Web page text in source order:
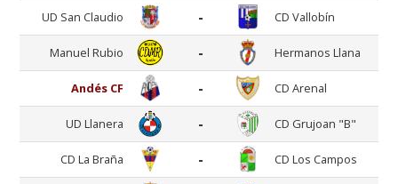
UD San Claudio - CD Vallobín
Manuel Rubio - Hermanos Llana
Andés CF - CD Arenal
UD Llanera - CD Grujoan "B"
CD La Braña - CD Los Campos